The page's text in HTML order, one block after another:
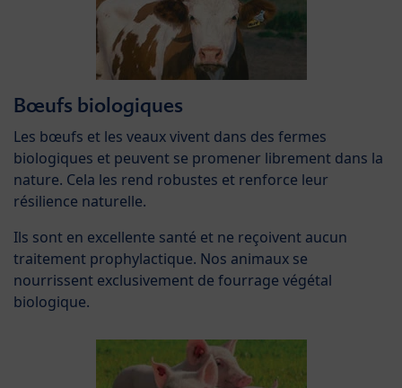
Bœufs biologiques
Les bœufs et les veaux vivent dans des fermes
biologiques et peuvent se promener librement dans la
nature. Cela les rend robustes et renforce leur
résilience naturelle.
Ils sont en excellente santé et ne reçoivent aucun
traitement prophylactique. Nos animaux se
nourrissent exclusivement de fourrage végétal
biologique.